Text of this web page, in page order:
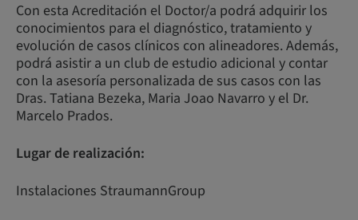
Con esta Acreditación el Doctor/a podrá adquirir los
conocimientos para el diagnóstico, tratamiento y
evolución de casos clínicos con alineadores. Además,
podrá asistir a un club de estudio adicional y contar
con la asesoría personalizada de sus casos con las
Dras. Tatiana Bezeka, Maria Joao Navarro y el Dr.
Marcelo Prados.
Lugar de realización:
Instalaciones StraumannGroup